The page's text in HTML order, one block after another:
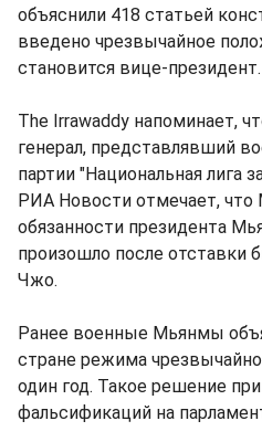
объяснили 418 статьей
введено чрезвычайное
становится вице-президент.
The Irrawaddy напоминает,
генерал, представлявший
партии "Национальная лига
РИА Новости отмечает, что
обязанности президента
произошло после отставки
Чжо.
Ранее военные Мьянмы
стране режима
один год. Такое решение
фальсификаций на